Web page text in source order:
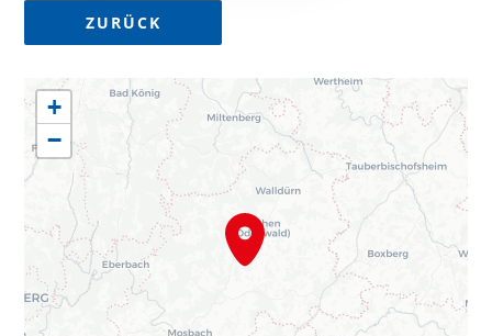
ZURÜCK
+
−